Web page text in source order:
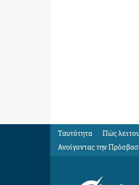
Ταυτότητα Πώς
Ανοίγοντας την